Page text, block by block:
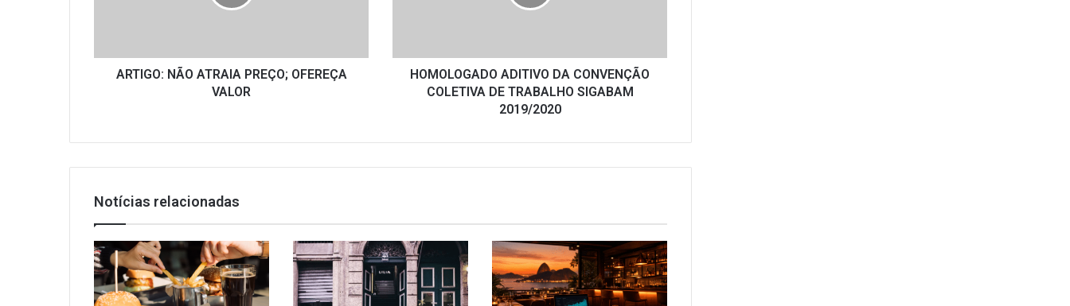
ARTIGO: NÃO ATRAIA PREÇO; OFEREÇA
VALOR
2019/2020
HOMOLOGADO ADITIVO DA CONVENÇÃO
COLETIVA DE TRABALHO SIGABAM
2019/2020
Notícias relacionadas